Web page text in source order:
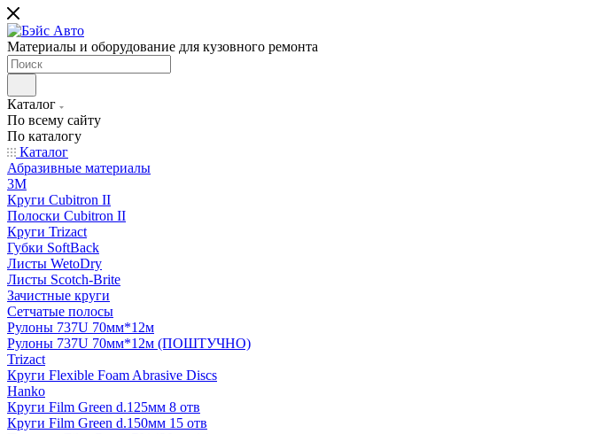
Материалы и оборудование для кузовного ремонта
Каталог
По всему сайту
По каталогу
Каталог
Абразивные материалы
3M
Круги Cubitron II
Полоски Cubitron II
Круги Trizact
Губки SoftBack
Листы WetoDry
Листы Scotch-Brite
Зачистные круги
Сетчатые полосы
Рулоны 737U 70мм*12м
Рулоны 737U 70мм*12м (ПОШТУЧНО)
Trizact
Круги Flexible Foam Abrasive Discs
Hanko
Круги Film Green d.125мм 8 отв
Круги Film Green d.150мм 15 отв